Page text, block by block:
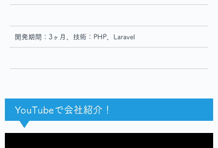
開発期間：3ヶ月、技術：PHP、Laravel
YouTubeで会社紹介！